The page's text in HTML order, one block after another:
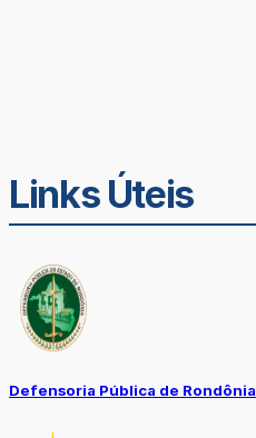
Links Úteis
Defensoria Pública de Rondônia